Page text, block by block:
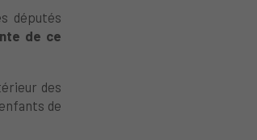
députés
de ce
des
de